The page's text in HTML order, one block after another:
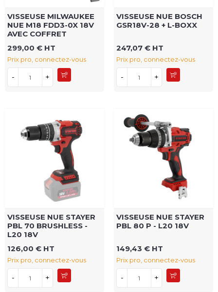
VISSEUSE MILWAUKEE
NUE M18 FDD3-0X 18V
AVEC COFFRET
299,00 € HT
Prix pro, connectez-vous
- +
VISSEUSE NUE BOSCH
GSR18V-28 + L-BOXX
247,07 € HT
Prix pro, connectez-vous
- +
VISSEUSE NUE STAYER
PBL 70 BRUSHLESS -
L20 18V
126,00 € HT
Prix pro, connectez-vous
- +
VISSEUSE NUE STAYER
PBL 80 P - L20 18V
149,43 € HT
Prix pro, connectez-vous
- +